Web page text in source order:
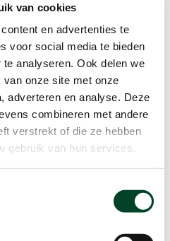
van cookies
en advertenties te
voor social media te bieden
analyseren. Ook delen we
onze site met onze
adverteren en analyse. Deze
combineren met andere
verstrekt of die ze hebben
gebruik van hun services.
laatste nieuws, verhalen,
rondom Kansfonds